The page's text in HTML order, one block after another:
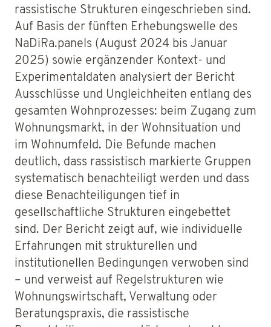
rassistische Strukturen eingeschrieben sind.
Auf Basis der fünften Erhebungswelle des
NaDiRa.panels (August 2024 bis Januar
2025) sowie ergänzender Kontext- und
Experimentaldaten analysiert der Bericht
Ausschlüsse und Ungleichheiten entlang des
gesamten Wohnprozesses: beim Zugang zum
Wohnungsmarkt, in der Wohnsituation und
im Wohnumfeld. Die Befunde machen
deutlich, dass rassistisch markierte Gruppen
systematisch benachteiligt werden und dass
diese Benachteiligungen tief in
gesellschaftliche Strukturen eingebettet
sind. Der Bericht zeigt auf, wie individuelle
Erfahrungen mit strukturellen und
institutionellen Bedingungen verwoben sind
– und verweist auf Regelstrukturen wie
Wohnungswirtschaft, Verwaltung oder
Beratungspraxis, die rassistische